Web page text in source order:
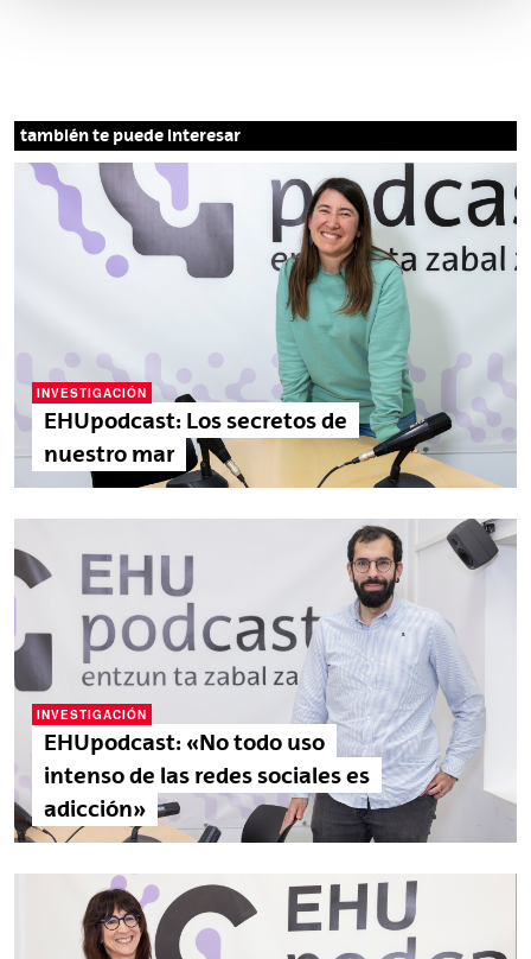
también te puede interesar
INVESTIGACIÓN
EHUpodcast: Los secretos de
nuestro mar
INVESTIGACIÓN
EHUpodcast: «No todo uso
intenso de las redes sociales es
adicción»